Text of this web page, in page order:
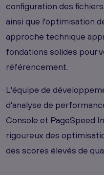
configuration des
ainsi que l'optimisation
approche technique
fondations solides pour
référencement.
L'équipe de
d'analyse de
Console et PageSpeed
rigoureux des
des scores élevés de